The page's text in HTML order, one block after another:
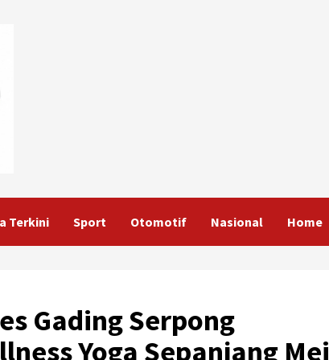
Terkini Sport Otomotif Nasional Home
Gading Serpong
Yoga Sepanjang Mei